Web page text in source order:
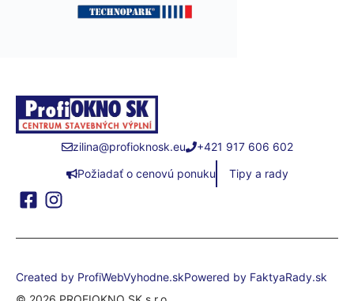
zilina@profioknosk.eu
+421 917 606 602
Požiadať o cenovú ponuku
Tipy a rady
Created by ProfiWebVyhodne.skPowered by FaktyaRady.sk